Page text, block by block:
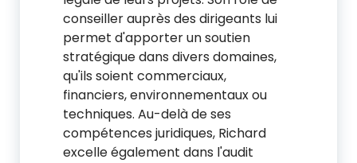
conseiller auprès des dirigeants lui
permet d'apporter un soutien
stratégique dans divers domaines,
qu'ils soient commerciaux,
financiers, environnementaux ou
techniques. Au-delà de ses
compétences juridiques, Richard
excelle également dans l'audit